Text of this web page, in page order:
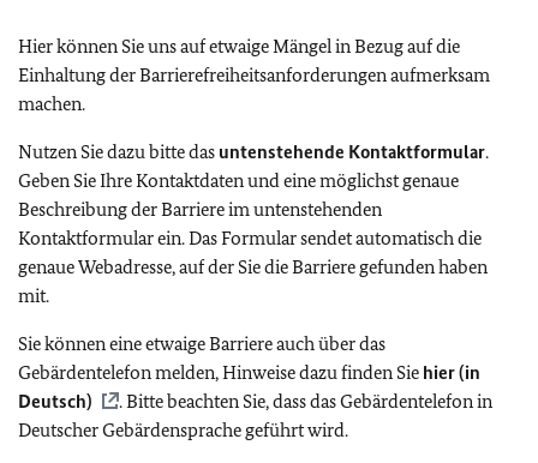
Hier können Sie uns auf etwaige Mängel in Bezug auf die
Einhaltung der Barrierefreiheitsanforderungen aufmerksam
machen.
Nutzen Sie dazu bitte das untenstehende Kontaktformular.
Geben Sie Ihre Kontaktdaten und eine möglichst genaue
Beschreibung der Barriere im untenstehenden
Kontaktformular ein. Das Formular sendet automatisch die
genaue Webadresse, auf der Sie die Barriere gefunden haben
mit.
Sie können eine etwaige Barriere auch über das
Gebärdentelefon melden, Hinweise dazu finden Sie hier (in
Deutsch)
. Bitte beachten Sie, dass das Gebärdentelefon in
Deutscher Gebärdensprache geführt wird.